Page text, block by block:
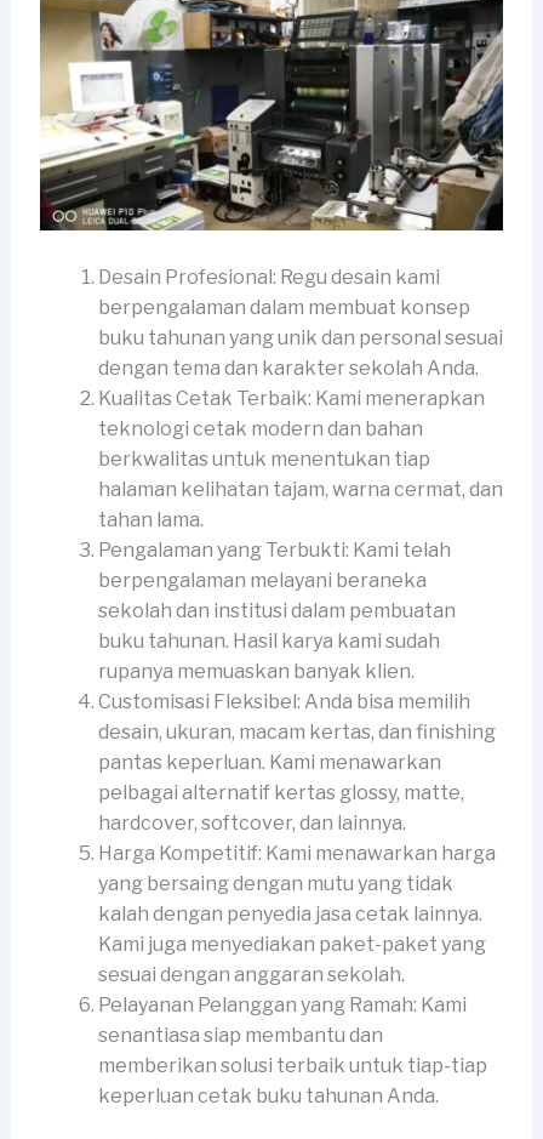
Desain Profesional: Regu desain kami
berpengalaman dalam membuat konsep
buku tahunan yang unik dan personal sesuai
dengan tema dan karakter sekolah Anda.
Kualitas Cetak Terbaik: Kami menerapkan
teknologi cetak modern dan bahan
berkwalitas untuk menentukan tiap
halaman kelihatan tajam, warna cermat, dan
tahan lama.
Pengalaman yang Terbukti: Kami telah
berpengalaman melayani beraneka
sekolah dan institusi dalam pembuatan
buku tahunan. Hasil karya kami sudah
rupanya memuaskan banyak klien.
Customisasi Fleksibel: Anda bisa memilih
desain, ukuran, macam kertas, dan finishing
pantas keperluan. Kami menawarkan
pelbagai alternatif kertas glossy, matte,
hardcover, softcover, dan lainnya.
Harga Kompetitif: Kami menawarkan harga
yang bersaing dengan mutu yang tidak
kalah dengan penyedia jasa cetak lainnya.
Kami juga menyediakan paket-paket yang
sesuai dengan anggaran sekolah.
Pelayanan Pelanggan yang Ramah: Kami
senantiasa siap membantu dan
memberikan solusi terbaik untuk tiap-tiap
keperluan cetak buku tahunan Anda.